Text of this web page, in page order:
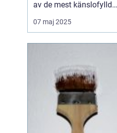
av de mest känslofyllda
och detaljerade
perioderna i livet. Från
säkerställa att gäster...
07 maj 2025